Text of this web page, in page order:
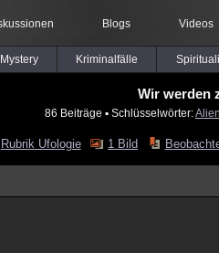
Blogs Videos
Mystery Kriminalfälle
Wir werden
86 Beiträge ▪ Schlüsselwörter:
Rubrik Ufologie 1 Bild